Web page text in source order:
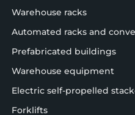
Warehouse racks
Automated racks and
Prefabricated buildings
Warehouse equipment
Electric self-propelled
Forklifts